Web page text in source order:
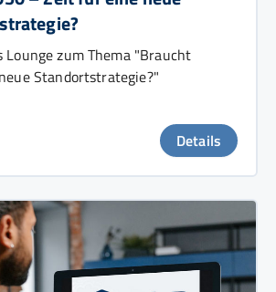
Lounge zum Thema "Braucht
Standortstrategie?"
Details